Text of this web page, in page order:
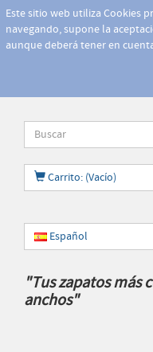
Este sitio web utiliza Cookies
navegando, supone la
aunque deberá tener en
Carrito: (Vacío)
Español
"Tus zapatos más
anchos"